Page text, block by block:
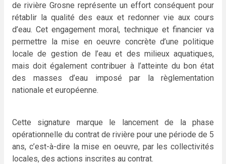
de rivière Grosne représente un effort conséquent pour
rétablir la qualité des eaux et redonner vie aux cours
d’eau. Cet engagement moral, technique et financier va
permettre la mise en oeuvre concrète d’une politique
locale de gestion de l’eau et des milieux aquatiques,
mais doit également contribuer à l’atteinte du bon état
des masses d’eau imposé par la règlementation
nationale et européenne.
Cette signature marque le lancement de la phase
opérationnelle du contrat de rivière pour une période de 5
ans, c’est-à-dire la mise en oeuvre, par les collectivités
locales, des actions inscrites au contrat.